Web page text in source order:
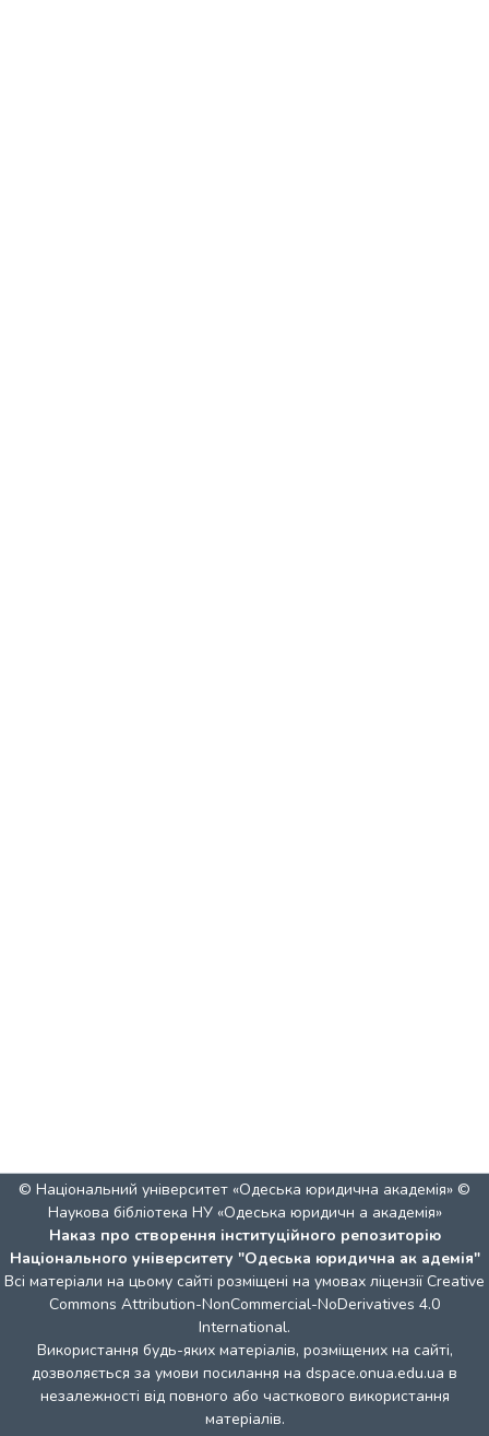
© Національний університет «Одеська юридична академія» ©
Наукова бібліотека НУ «Одеська юридичн а академія»
Наказ про створення інституційного репозиторію
Національного університету "Одеська юридична ак адемія"
Всі матеріали на цьому сайті розміщені на умовах ліцензії Creative
Commons Attribution-NonCommercial-NoDerivatives 4.0
International.
Використання будь-яких матеріалів, розміщених на сайті,
дозволяється за умови посилання на dspace.onua.edu.ua в
незалежності від повного або часткового використання
матеріалів.